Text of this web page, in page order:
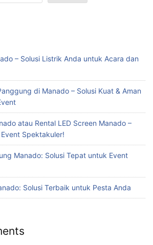
– Solusi Listrik Anda untuk Acara dan
di Manado – Solusi Kuat & Aman
atau Rental LED Screen Manado –
Spektakuler!
Manado: Solusi Tepat untuk Event
Solusi Terbaik untuk Pesta Anda